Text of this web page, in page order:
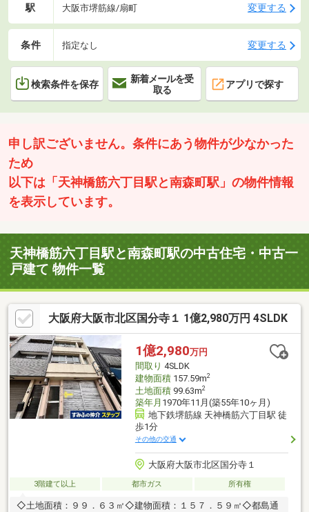
駅 大阪市堺筋線/扇町 変更する
条件 指定なし 変更する
検索条件を保存
新着メールを受
取る
アプリで探す
申し訳ございません。条件にあう物件が少なかった
ため
以下は「天神橋筋六丁目駅と南森町駅」の物件情報
を表示しています。
天神橋筋六丁目駅と南森町駅の中古住宅・中古一
戸建て 物件一覧
大阪府大阪市北区国分寺１ 1億2,980万円 4SLDK
1億2,980万円
間取り 4SLDK
建物面積157.59m2
土地面積99.63m2
築年月 1970年11月(築55年10ヶ月)
地下鉄堺筋線 天神橋筋六丁目駅 徒
歩1分
その他の交通
大阪府大阪市北区国分寺１
3階建て以上 都市ガス 所有権
◇土地面積：９９．６３㎡◇建物面積：１５７．５９㎡◇都島通